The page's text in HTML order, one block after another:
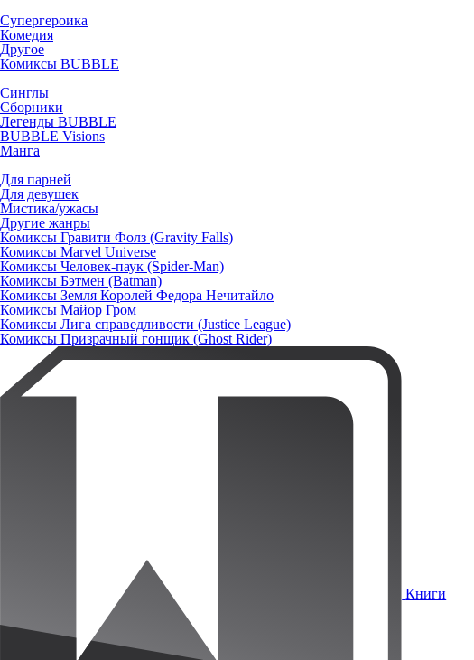
Супергероика
Комедия
Другое
Комиксы BUBBLE
Синглы
Сборники
Легенды BUBBLE
BUBBLE Visions
Манга
Для парней
Для девушек
Мистика/ужасы
Другие жанры
Комиксы Гравити Фолз (Gravity Falls)
Комиксы Marvel Universe
Комиксы Человек-паук (Spider-Man)
Комиксы Бэтмен (Batman)
Комиксы Земля Королей Федора Нечитайло
Комиксы Майор Гром
Комиксы Лига справедливости (Justice League)
Комиксы Призрачный гонщик (Ghost Rider)
Книги